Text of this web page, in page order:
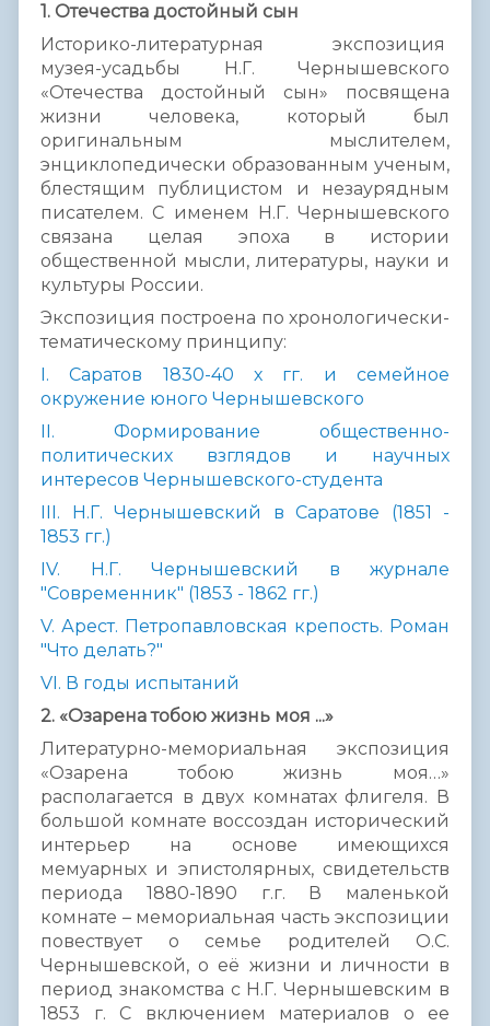
1. Отечества достойный сын
Историко-литературная экспозиция
музея-усадьбы Н.Г. Чернышевского
«Отечества достойный сын» посвящена
жизни человека, который был
оригинальным мыслителем,
энциклопедически образованным ученым,
блестящим публицистом и незаурядным
писателем. С именем Н.Г. Чернышевского
связана целая эпоха в истории
общественной мысли, литературы, науки и
культуры России.
Экспозиция построена по хронологически-
тематическому принципу:
I. Саратов 1830-40 х гг. и семейное
окружение юного Чернышевского
II. Формирование общественно-
политических взглядов и научных
интересов Чернышевского-студента
III. Н.Г. Чернышевский в Саратове (1851 -
1853 гг.)
IV. Н.Г. Чернышевский в журнале
"Современник" (1853 - 1862 гг.)
V. Арест. Петропавловская крепость. Роман
"Что делать?"
VI. В годы испытаний
2. «Озарена тобою жизнь моя ...»
Литературно-мемориальная экспозиция
«Озарена тобою жизнь моя…»
располагается в двух комнатах флигеля. В
большой комнате воссоздан исторический
интерьер на основе имеющихся
мемуарных и эпистолярных, свидетельств
периода 1880-1890 г.г. В маленькой
комнате – мемориальная часть экспозиции
повествует о семье родителей О.С.
Чернышевской, о её жизни и личности в
период знакомства с Н.Г. Чернышевским в
1853 г. С включением материалов о ее